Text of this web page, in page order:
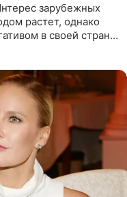
зарубежных
растет, однако
в своей стране